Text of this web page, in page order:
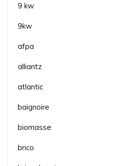
9 kw
9kw
afpa
alliantz
atlantic
baignoire
biomasse
brico